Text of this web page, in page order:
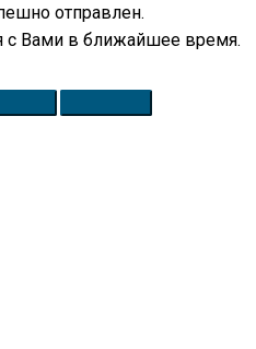
отправлен.
с Вами в ближайшее время.